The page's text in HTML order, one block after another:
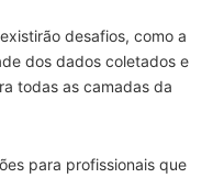
desafios, como a
dos dados coletados e
todas as camadas da
para profissionais que